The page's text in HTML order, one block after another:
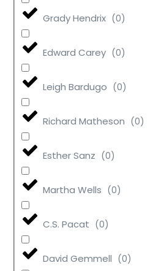
Grady Hendrix (0)
Edward Carey (0)
Leigh Bardugo (0)
Richard Matheson (0)
Esther Sanz (0)
Martha Wells (0)
C.S. Pacat (0)
David Gemmell (0)